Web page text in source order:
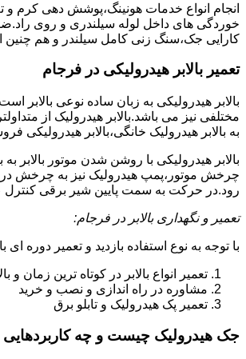
انجام انواع خدمات هونینگ،پوشش دهی کرم
خوردگی های داخل لوله سیلندری و روی
کارایی جک،سنگ زنی کامل سیلندر و هم
تعمیر بالابر هیدرولیکی در فرجام
بالابر هیدرولیکی به زبان ساده نوعی بالابر
مختلفی نیز می باشد.بالابر هیدرولیک از
به بالابر هیدرولیک خانگی،بالابر هیدرولیکی
بالابر هیدرولیکی با روشن شدن موتور
چرخش موتور،پمپ هیدرولیک نیز به چرخش در
رود.در حرکت به سمت پایین شیر برقی کنترل
تعمیر و نگهداری بالابر در فرجام:
با توجه به نوع استفاده بازدید و تعمیر دوره
تعمیر انواع بالابر در کوتاه ترین زمان
مشاوره در راه اندازی و نصب و خرید
تعمیر پک هیدرولیک و تابلو برق
جک هیدرولیک چیست و چه کاربردهایی